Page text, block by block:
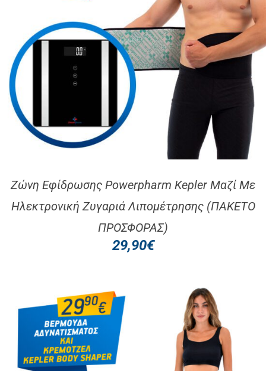
Ζώνη Εφίδρωσης Powerpharm Kepler Μαζί Με
Ηλεκτρονική Ζυγαριά Λιπομέτρησης (ΠΑΚΕΤΟ
ΠΡΟΣΦΟΡΑΣ)
29,90€